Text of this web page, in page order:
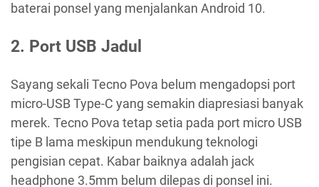
baterai ponsel yang menjalankan Android 10.
2. Port USB Jadul
Sayang sekali Tecno Pova belum mengadopsi port
micro-USB Type-C yang semakin diapresiasi banyak
merek. Tecno Pova tetap setia pada port micro USB
tipe B lama meskipun mendukung teknologi
pengisian cepat. Kabar baiknya adalah jack
headphone 3.5mm belum dilepas di ponsel ini.